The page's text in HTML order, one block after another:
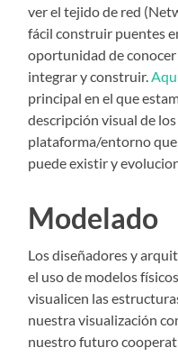
ver el tejido de red
fácil construir puentes
oportunidad de
integrar y construir.
principal en el que
descripción visual de
plataforma/entorno
puede existir y
Modelado
Los diseñadores y
el uso de modelos
visualicen las
nuestra visualización
nuestro futuro